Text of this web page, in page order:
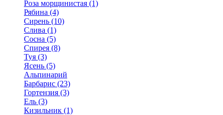
Роза морщинистая (1)
Рябина (4)
Сирень (10)
Слива (1)
Сосна (5)
Спирея (8)
Туя (3)
Ясень (5)
Альпинарий
Барбарис (23)
Гортензия (3)
Ель (3)
Кизильник (1)